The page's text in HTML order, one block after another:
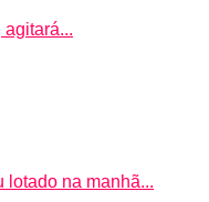
lotado na manhã...